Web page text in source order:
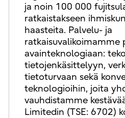
ja noin 100 000
ratkaistakseen
haasteita. Palvelu- ja
ratkaisuvalikoimamme
avainteknologiaan:
tietojenkäsittelyyn,
tietoturvaan sekä
teknologioihin, joita
vauhdistamme
Limitedin (TSE: 6702)